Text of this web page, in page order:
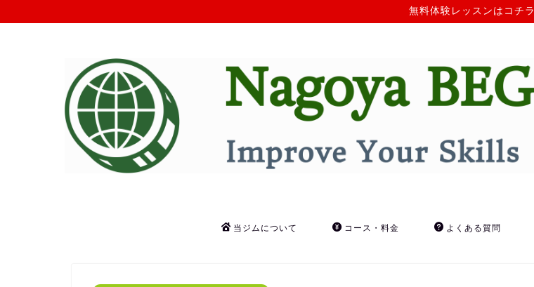
無料体験レッスンはコチラ
当ジムについて コース・料金 よくある質問